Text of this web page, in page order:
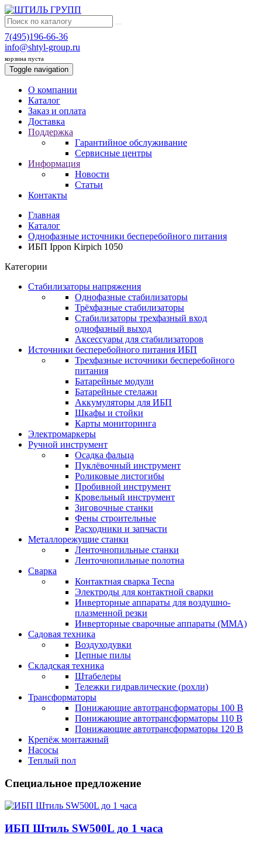
7(495)196-66-36
info@shtyl-group.ru
корзина пуста
Toggle navigation
О компании
Каталог
Заказ и оплата
Доставка
Поддержка
Гарантийное обслуживание
Сервисные центры
Информация
Новости
Статьи
Контакты
Главная
Каталог
Однофазные источники бесперебойного питания
ИБП Ippon Kirpich 1050
Категории
Стабилизаторы напряжения
Однофазные стабилизаторы
Трёхфазные стабилизаторы
Стабилизаторы трехфазный вход
однофазный выход
Аксеcсуары для стабилизаторов
Источники бесперебойного питания ИБП
Трехфазные источники бесперебойного
питания
Батарейные модули
Батарейные стелажи
Аккумуляторы для ИБП
Шкафы и стойки
Карты мониторинга
Электромаркеры
Ручной инструмент
Осадка фальца
Пуклёвочный инструмент
Роликовые листогибы
Пробивной инструмент
Кровельный инструмент
Зиговочные станки
Фены строительные
Расходники и запчасти
Металлорежущие станки
Ленточнопильные станки
Ленточнопильные полотна
Сварка
Контактная сварка Tecna
Электроды для контактной сварки
Инверторные аппараты для воздушно-
плазменной резки
Инверторные сварочные аппараты (ММА)
Садовая техника
Воздуходувки
Цепные пилы
Складская техника
Штабелеры
Тележки гидравлические (рохли)
Трансформаторы
Понижающие автотрансформаторы 100 В
Понижающие автотрансформаторы 110 В
Понижающие автотрансформаторы 120 В
Крепёж монтажный
Насосы
Теплый пол
Специальное предложение
ИБП Штиль SW500L до 1 часа